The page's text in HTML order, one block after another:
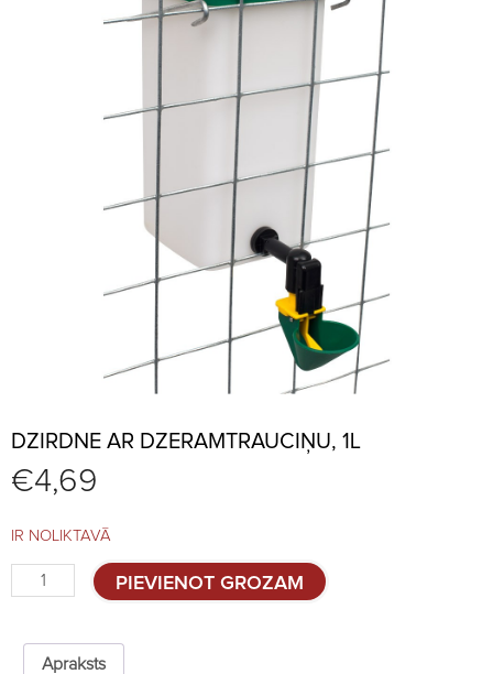
DZIRDNE AR DZERAMTRAUCIŅU, 1L
€4,69
IR NOLIKTAVĀ
Dzirdne
ar
quantity
PIEVIENOT GROZAM
Apraksts